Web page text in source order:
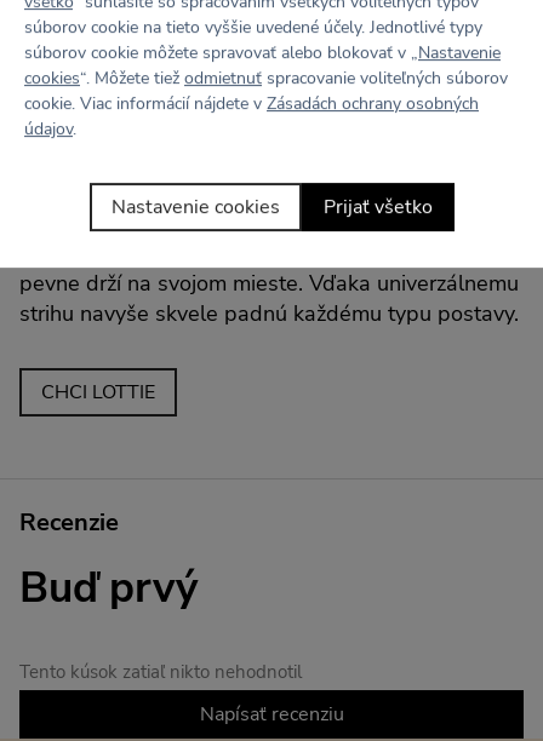
STRIH
LOTTIE
LOTTA 2. 0
pohybu, zatiaľ čo zvýšený a zaguľatený šev zvýrazní
vaše krivky presne tam, kde má. Múdre
pevne drží na svojom mieste. Vďaka univerzálnemu
strihu navyše skvele padnú každému typu postavy.
CHCI LOTTIE
Recenzie
Buď prvý
Tento kúsok zatiaľ nikto nehodnotil
Napísať recenziu
súborov cookie na tieto vyššie uvedené účely. Jednotlivé typy
súborov cookie môžete spravovať alebo blokovať v „Nastavenie
cookies“. Môžete tiež odmietnuť spracovanie voliteľných súborov
cookie. Viac informácií nájdete v Zásadách ochrany osobných
údajov.
Nastavenie cookies Prijať všetko